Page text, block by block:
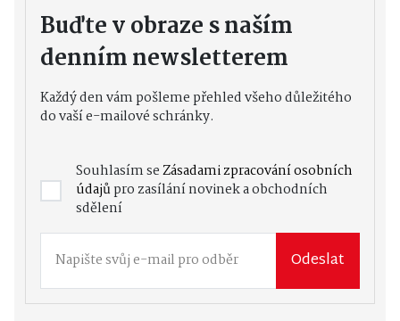
Buďte v obraze s naším
denním newsletterem
Každý den vám pošleme přehled všeho důležitého
do vaší e-mailové schránky.
Souhlasím seZásadami zpracování osobních
údajůpro zasílání novinek a obchodních
sdělení
Odeslat